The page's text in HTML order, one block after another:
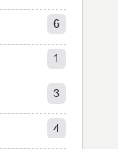
6
1
3
4